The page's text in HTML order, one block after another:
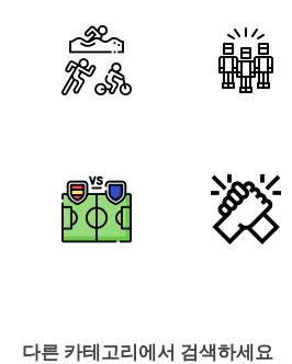
다른 카테고리에서 검색하세요